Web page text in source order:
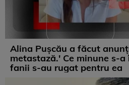
Alina Pușcău a făcut
metastază.' Ce minune s-
fanii s-au rugat pentru ea